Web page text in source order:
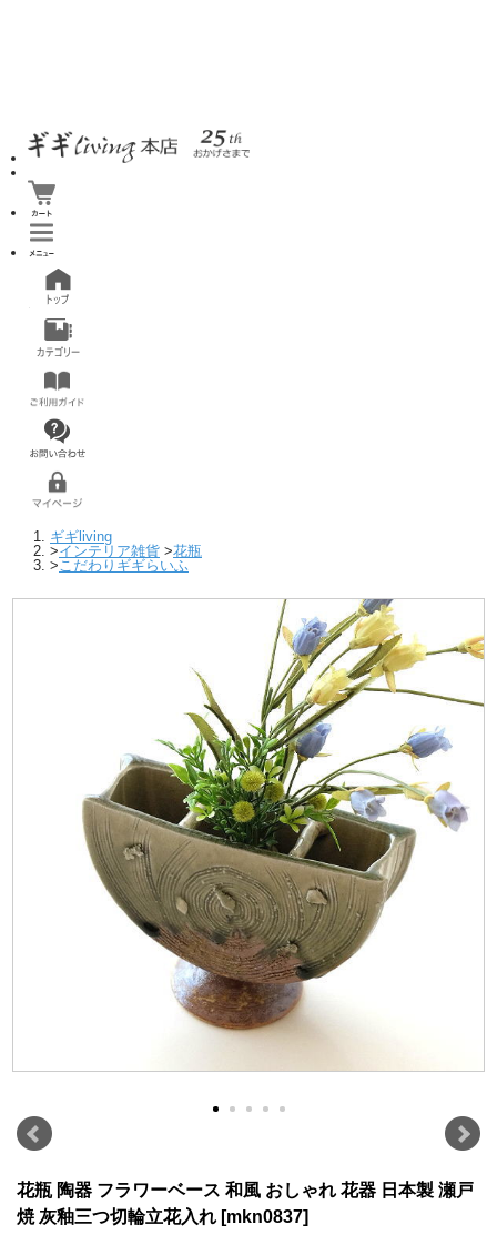
ギギliving
>インテリア雑貨 >花瓶
>こだわりギギらいふ
花瓶 陶器 フラワーベース 和風 おしゃれ 花器 日本製 瀬戸
焼 灰釉三つ切輪立花入れ [mkn0837]